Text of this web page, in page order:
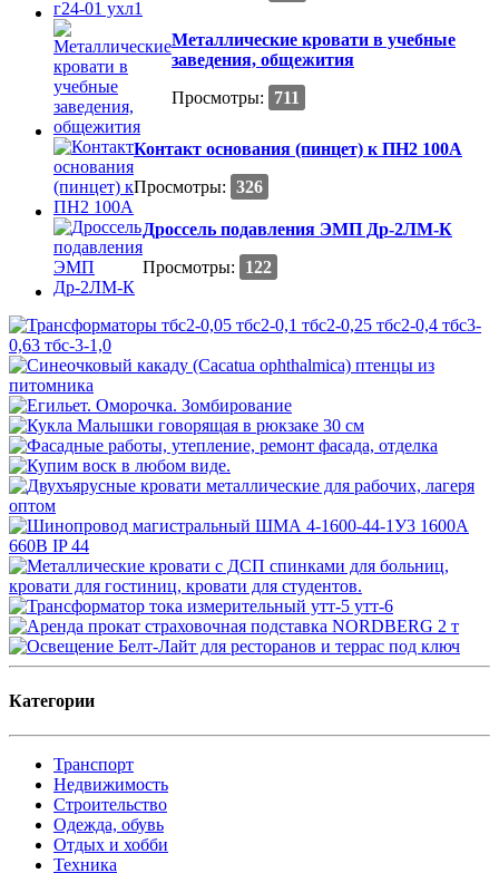
Металлические кровати в учебные
заведения, общежития
Просмотры:
711
Контакт основания (пинцет) к ПН2 100А
Просмотры: 326
Дроссель подавления ЭМП Др-2ЛМ-К
Просмотры:
122
Категории
Транспорт
Недвижимость
Строительство
Одежда, обувь
Отдых и хобби
Техника